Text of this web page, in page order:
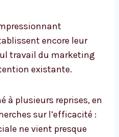
encore leur
travail du marketing
existante.
à plusieurs reprises, en
sur l’efficacité :
ne vient presque